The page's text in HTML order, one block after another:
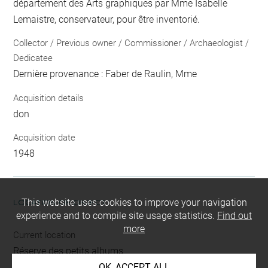
département des Arts graphiques par Mme Isabelle
Lemaistre, conservateur, pour être inventorié.
Collector / Previous owner / Commissioner / Archaeologist /
Dedicatee
Dernière provenance : Faber de Raulin, Mme
Acquisition details
don
Acquisition date
1948
LOCATION OF OBJECT
Current location
Réserve des petits albums
This website uses cookies to improve your navigation
experience and to compile site usage statistics. Find out
more